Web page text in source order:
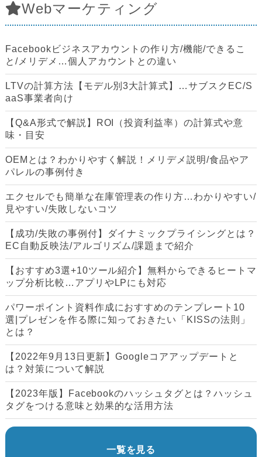
Webマーケティング
Facebookビジネスアカウントの作り方/機能/できるこ
と/メリデメ…個人アカウントとの違い
LTVの計算方法【モデル別3大計算式】…サブスクEC/S
aaS事業者向け
【Q&A形式で解説】ROI（投資利益率）の計算式や意
味・目安
OEMとは？わかりやすく解説！メリデメ説明/食品やア
パレルの事例付き
エクセルでも簡単な在庫管理表の作り方…わかりやすい/
見やすい/失敗しないコツ
【成功/失敗の事例付】ダイナミックプライシングとは？
EC自動反映法/アルゴリズム/課題まで紹介
【おすすめ3選+10ツール紹介】無料からできるヒートマ
ップ分析比較…アプリやLPにも対応
パワーポイント資料作成におすすめのテンプレート10
選|プレゼンを作る際に知っておきたい「KISSの法則」
とは？
【2022年9月13日更新】Googleコアアップデートと
は？対策について解説
【2023年版】Facebookのハッシュタグとは？ハッシュ
タグをつける意味と効果的な活用方法
一覧を見る